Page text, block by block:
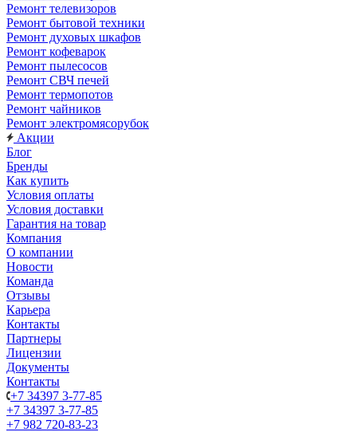
Ремонт телевизоров
Ремонт бытовой техники
Ремонт духовых шкафов
Ремонт кофеварок
Ремонт пылесосов
Ремонт СВЧ печей
Ремонт термопотов
Ремонт чайников
Ремонт электромясорубок
Акции
Блог
Бренды
Как купить
Условия оплаты
Условия доставки
Гарантия на товар
Компания
О компании
Новости
Команда
Отзывы
Карьера
Контакты
Партнеры
Лицензии
Документы
Контакты
+7 34397 3-77-85
+7 34397 3-77-85
+7 982 720-83-23